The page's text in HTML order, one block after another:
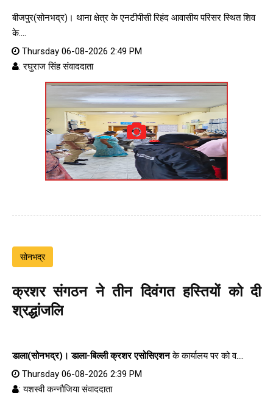
बीजपुर(सोनभद्र)। थाना क्षेत्र के एनटीपीसी रिहंद आवासीय परिसर स्थित शिव
के....
Thursday 06-08-2026 2:49 PM
: रघुराज सिंह संवाददाता
सोनभद्र
क्रशर संगठन ने तीन दिवंगत हस्तियों को दी
श्रद्धांजलि
डाला(सोनभद्र)। डाला-बिल्ली क्रशर एसोसिएशनके कार्यालय पर को व....
Thursday 06-08-2026 2:39 PM
: यशस्वी कन्नौजिया संवाददाता